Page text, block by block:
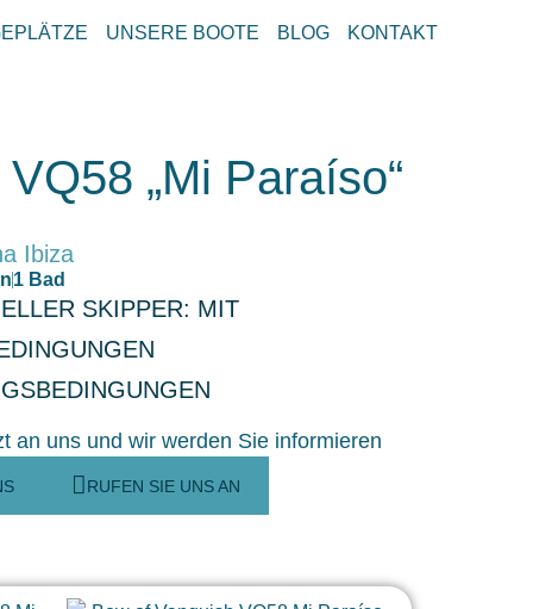
UNSERE BOOTE BLOG KONTAKT
„Mi Paraíso“
Ibiza
1 Bad
SKIPPER: MIT
an uns und wir werden Sie informieren
RUFEN SIE UNS AN